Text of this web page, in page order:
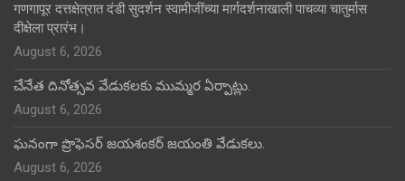
गणगापूर दत्तक्षेत्रात दंडी सुदर्शन स्वामीजींच्या मार्गदर्शनाखाली पाचव्या चातुर्मास
दीक्षेला प्रारंभ।
August 6, 2026
చేనేత దినోత్సవ వేడుకలకు ముమ్మర ఏర్పాట్లు.
August 6, 2026
ఘనంగా ప్రొఫెసర్ జయశంకర్ జయంతి వేడుకలు.
August 6, 2026